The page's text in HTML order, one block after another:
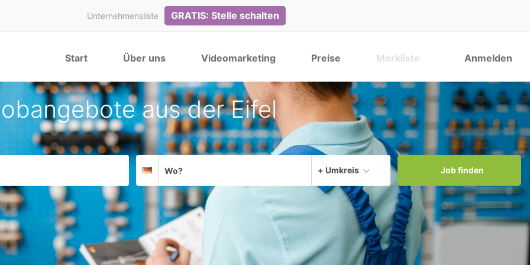
GRATIS: Stelle schalten
Unternehmensliste
Anmelden
Start Über uns Videomarketing Preise Merkliste
aus der Eifel
Deutschland
+ Umkreis
Aktuellen Ort verwenden
Job finden